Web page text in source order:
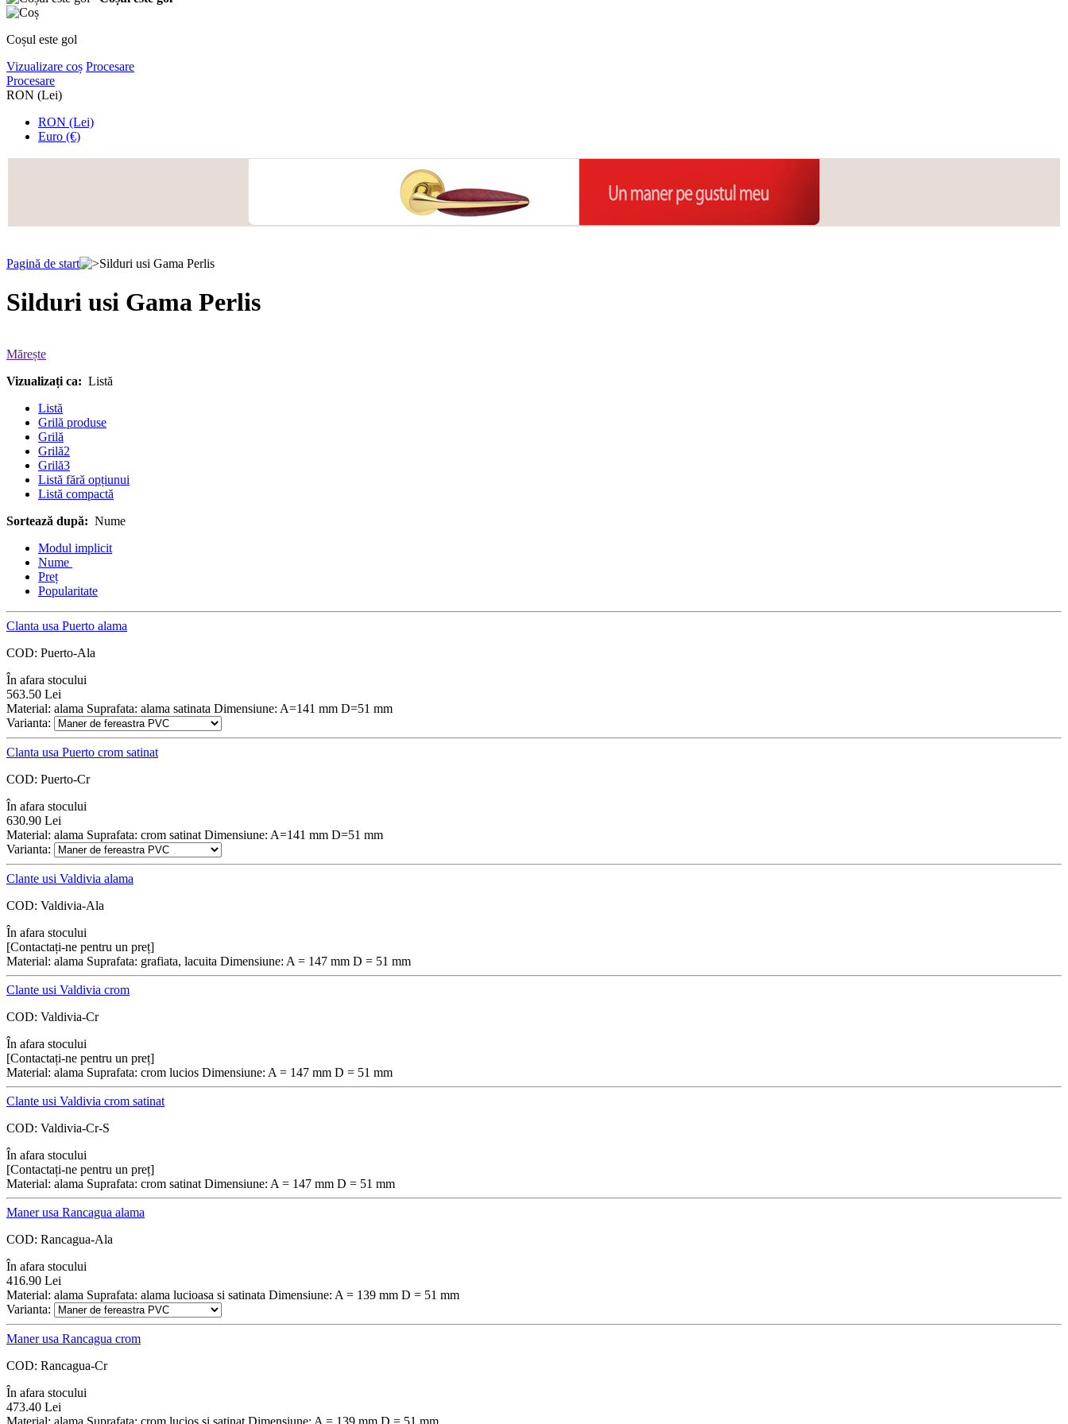
Coșul este gol
Vizualizare coș Procesare
Procesare
RON (Lei)
RON (Lei)
Euro (€)
Pagină de start Silduri usi Gama Perlis
Silduri usi Gama Perlis
Mărește
Vizualizați ca: Listă
Listă
Grilă produse
Grilă
Grilă2
Grilă3
Listă fără opțiunui
Listă compactă
Sortează după: Nume
Modul implicit
Nume
Preț
Popularitate
Clanta usa Puerto alama
COD: Puerto-Ala
În afara stocului
563.50 Lei
Material: alama Suprafata: alama satinata Dimensiune: A=141 mm D=51 mm
Varianta:
Clanta usa Puerto crom satinat
COD: Puerto-Cr
În afara stocului
630.90 Lei
Material: alama Suprafata: crom satinat Dimensiune: A=141 mm D=51 mm
Varianta:
Clante usi Valdivia alama
COD: Valdivia-Ala
În afara stocului
[Contactați-ne pentru un preț]
Material: alama Suprafata: grafiata, lacuita Dimensiune: A = 147 mm D = 51 mm
Clante usi Valdivia crom
COD: Valdivia-Cr
În afara stocului
[Contactați-ne pentru un preț]
Material: alama Suprafata: crom lucios Dimensiune: A = 147 mm D = 51 mm
Clante usi Valdivia crom satinat
COD: Valdivia-Cr-S
În afara stocului
[Contactați-ne pentru un preț]
Material: alama Suprafata: crom satinat Dimensiune: A = 147 mm D = 51 mm
Maner usa Rancagua alama
COD: Rancagua-Ala
În afara stocului
416.90 Lei
Material: alama Suprafata: alama lucioasa si satinata Dimensiune: A = 139 mm D = 51 mm
Varianta:
Maner usa Rancagua crom
COD: Rancagua-Cr
În afara stocului
473.40 Lei
Material: alama Suprafata: crom lucios si satinat Dimensiune: A = 139 mm D = 51 mm